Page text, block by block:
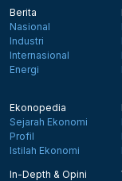
Berita
Nasional
Industri
Internasional
Energi
Ekonopedia
Sejarah Ekonomi
Profil
Istilah Ekonomi
In-Depth & Opini